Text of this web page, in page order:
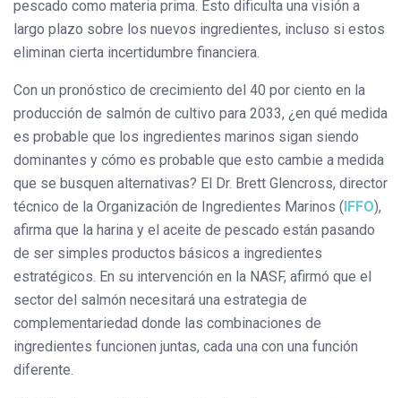
pescado como materia prima. Esto dificulta una visión a
largo plazo sobre los nuevos ingredientes, incluso si estos
eliminan cierta incertidumbre financiera.
Con un pronóstico de crecimiento del 40 por ciento en la
producción de salmón de cultivo para 2033, ¿en qué medida
es probable que los ingredientes marinos sigan siendo
dominantes y cómo es probable que esto cambie a medida
que se busquen alternativas? El Dr. Brett Glencross, director
técnico de la Organización de Ingredientes Marinos (IFFO),
afirma que la harina y el aceite de pescado están pasando
de ser simples productos básicos a ingredientes
estratégicos. En su intervención en la NASF, afirmó que el
sector del salmón necesitará una estrategia de
complementariedad donde las combinaciones de
ingredientes funcionen juntas, cada una con una función
diferente.